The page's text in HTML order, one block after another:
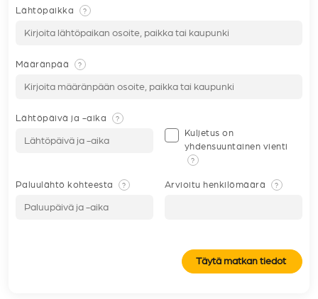
Lähtöpaikka ?
Määränpää ?
Lähtöpäivä ja -aika ?
Kuljetus on
yhdensuuntainen vienti
?
Paluulähtö kohteesta ? Arvioitu henkilömäärä ?
Täytä matkan tiedot